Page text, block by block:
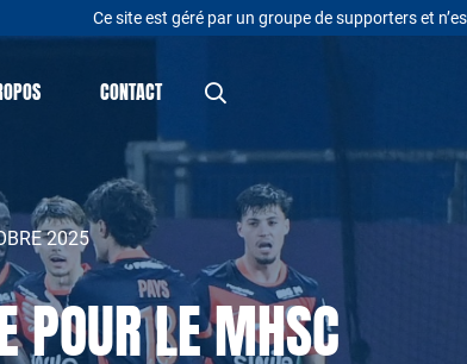
Ce site est géré par un groupe de supporters et
CONTACT
2025
POUR LE MHSC